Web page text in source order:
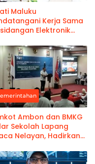
Maluku
Kerja Sama
Elektronik
Pemasyarakatan
Maluku
Ambon dan BMKG
Sekolah Lapang
Nelayan, Hadirkan